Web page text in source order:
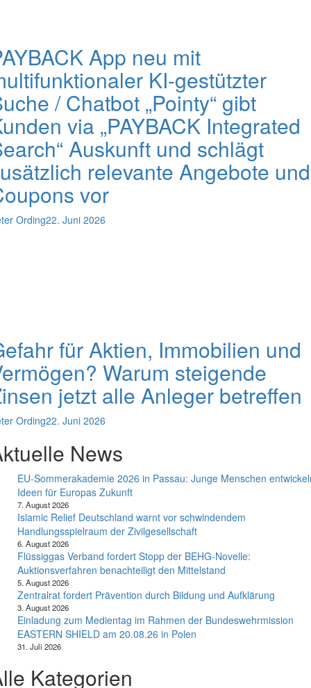
App neu mit
KI-gestützter
/ Chatbot „Pointy“ gibt
via „PAYBACK Integrated
Auskunft und schlägt
relevante Angebote und
vor
Ording22. Juni 2026
für Aktien, Immobilien und
Warum steigende
jetzt alle Anleger betreffen
Ording22. Juni 2026
News
EU-Sommerakademie 2026 in Passau: Junge Menschen
Ideen für Europas Zukunft
7. August 2026
Islamic Relief Deutschland warnt vor schwindendem
Handlungsspielraum der Zivilgesellschaft
6. August 2026
Flüssiggas Verband fordert Stopp der BEHG-Novelle:
Auktionsverfahren benachteiligt den Mittelstand
5. August 2026
Zentralrat fordert Prävention durch Bildung und Aufklärung
3. August 2026
Einladung zum Medientag im Rahmen der Bundeswehrmission
EASTERN SHIELD am 20.08.26 in Polen
31. Juli 2026
Kategorien